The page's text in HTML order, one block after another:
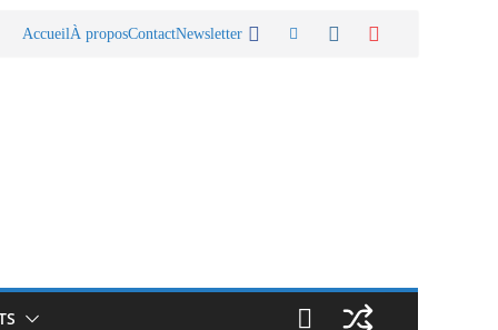
AccueilÀ proposContactNewsletter